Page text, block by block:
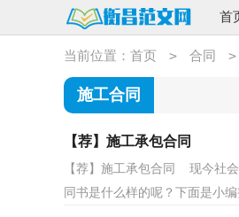
首
当前位置： 首页 > 合同 >
施工合同
【荐】施工承包合同
【荐】施工承包合同 现今社
同书是什么样的呢？下面是小